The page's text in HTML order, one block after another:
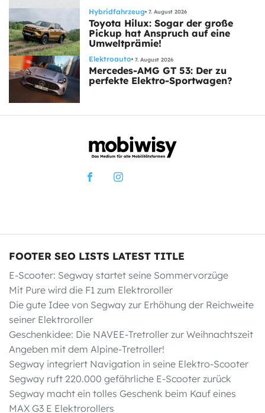
Hybridfahrzeug 7. August 2026
Toyota Hilux: Sogar der große
Pickup hat Anspruch auf eine
Umweltprämie!
Elektroauto 7. August 2026
Mercedes-AMG GT 53: Der zu
perfekte Elektro-Sportwagen?
FOOTER SEO LISTS LATEST TITLE
E-Scooter: Segway startet seine Sommervorzüge
Mit Pure wird die F1 zum Elektroroller
Die gute Idee von Segway zur Erhöhung der Reichweite
seiner Elektroroller
Geschenkidee: Die NAVEE-Tretroller zur Weihnachtszeit
Angeben mit dem Alpine-Tretroller!
Segway integriert Navigation in seine Elektro-Scooter
Segway ruft 220.000 gefährliche E-Scooter zurück
Segway macht ein tolles Geschenk beim Kauf eines
MAX G3 E Elektrorollers